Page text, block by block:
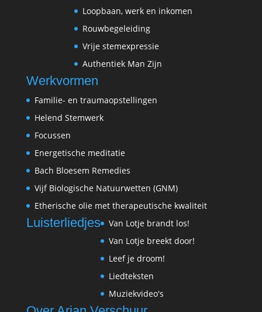
Loopbaan, werk en inkomen
Rouwbegeleiding
Vrije stemexpressie
Authentiek Man Zijn
Werkvormen
Familie- en traumaopstellingen
Helend Stemwerk
Focussen
Energetische meditatie
Bach Bloesem Remedies
Vijf Biologische Natuurwetten (GNM)
Etherische olie met therapeutische kwaliteit
Luisterliedjes
Van Lotje brandt los!
Van Lotje breekt door!
Leef je droom!
Liedteksten
Muziekvideo's